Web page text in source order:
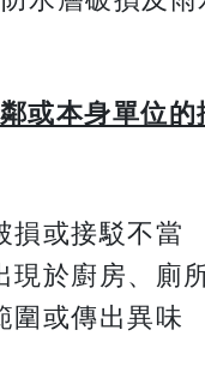
或本身單位的
損或接駁不當
現於廚房、廁
圍或傳出異味